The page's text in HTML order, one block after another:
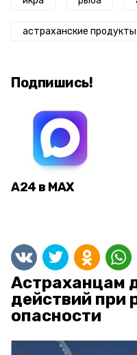
астраханские продукты
Подпишись!
А24 в MAX
Астраханцам
действий при
опасности